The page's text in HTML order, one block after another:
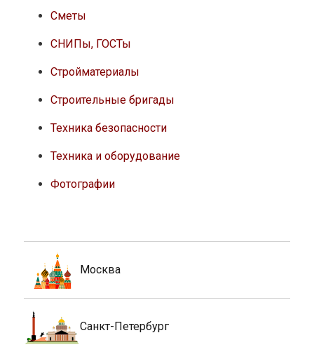
Сметы
СНИПы, ГОСТы
Стройматериалы
Строительные бригады
Техника безопасности
Техника и оборудование
Фотографии
Москва
Санкт-Петербург